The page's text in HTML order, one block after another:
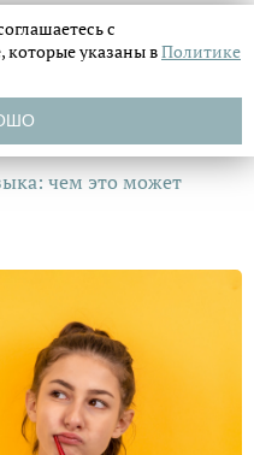
чем это может
с
которые указаны вПолитике